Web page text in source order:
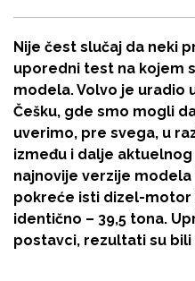
Nije čest slučaj da neki
uporedni test na kojem
modela. Volvo je uradio
Češku, gde smo mogli
uverimo, pre svega, u
između i dalje aktuelnog
najnovije verzije modela
pokreće isti dizel-motor
identično – 39,5 tona.
postavci, rezultati su